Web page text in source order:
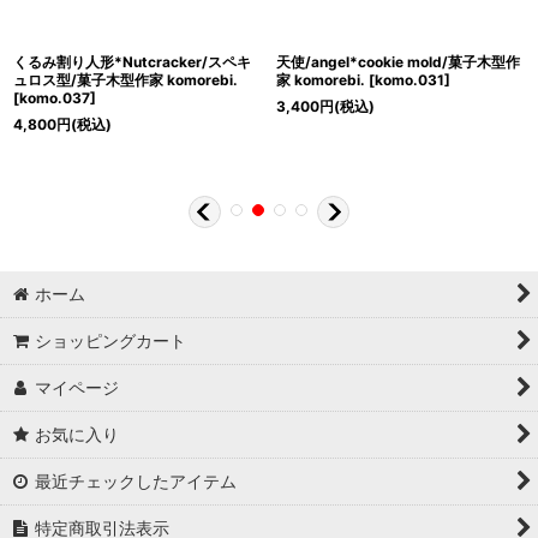
くるみ割り人形*Nutcracker/スペキ
ュロス型/菓子木型作家 komorebi.
[komo.037]
4,800円(税込)
天使/angel*cookie mold/菓子木型作
家 komorebi. [komo.031]
3,400円(税込)
ホーム
ショッピングカート
マイページ
お気に入り
最近チェックしたアイテム
特定商取引法表示